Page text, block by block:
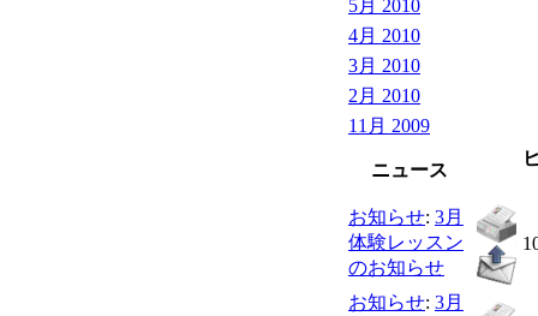
5月 2010
4月 2010
3月 2010
2月 2010
11月 2009
ニュース
お知らせ: 3月
体験レッスン
のお知らせ
お知らせ: 3月